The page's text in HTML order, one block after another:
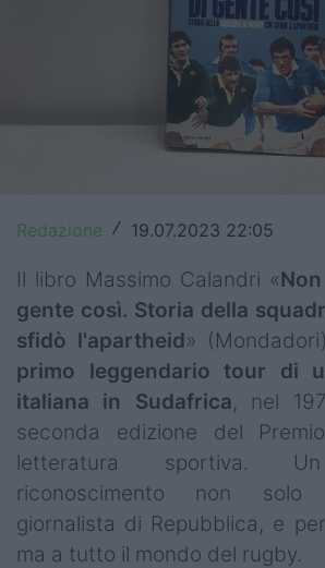
Champions Cup
Super Rugby
Rugby in TV
Mercato
Serie A Elite
Campionati
Serie A
Redazione / 19.07.2023 22:05
Il libro Massimo Calandri «
gente così. Storia della
sfidò l'apartheid»
primo leggendario tour di
italiana in Sudafrica, nel
seconda edizione del
letteratura sportiva.
riconoscimento non solo
giornalista di Repubblica, e
ma a tutto il mondo del rugby.